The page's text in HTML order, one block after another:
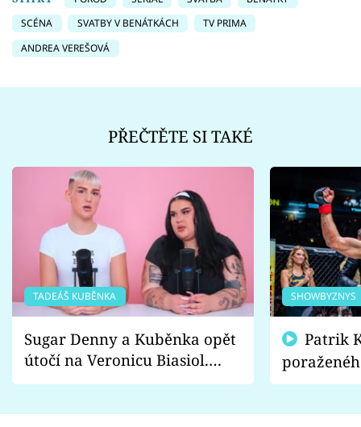
SCÉNA
SVATBY V BENÁTKÁCH
TV PRIMA
ANDREA VEREŠOVÁ
PŘEČTĚTE SI TAKÉ
TADEÁŠ KUBĚNKA
Sugar Denny a Kuběnka opět
útočí na Veronicu Biasiol.
Proč je podle nich falešná a
SHOWBYZNYS
fanoušci